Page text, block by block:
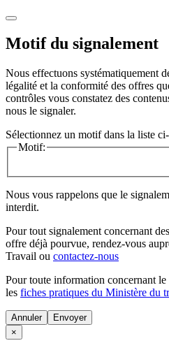
Motif du signalement
Nous effectuons systématiquement
légalité et la conformité des offres
contrôles vous constatez des
nous le signaler.
Sélectionnez un motif dans la liste
Motif:
Nous vous rappelons que le
interdit.
Pour tout signalement concernant des
offre déjà pourvue, rendez-vous
Travail ou contactez-nous
Pour toute information concernant le
les fiches pratiques du Ministère du
Annuler
×